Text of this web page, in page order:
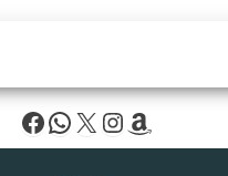
Facebook
WhatsApp
X Instagram
Amazon